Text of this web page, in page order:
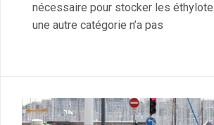
nécessaire pour stocker les
une autre catégorie n’a pas